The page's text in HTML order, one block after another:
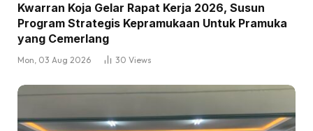
Kwarran Koja Gelar Rapat Kerja 2026, Susun
Program Strategis Kepramukaan Untuk Pramuka
yang Cemerlang
Mon, 03 Aug 2026 30 Views